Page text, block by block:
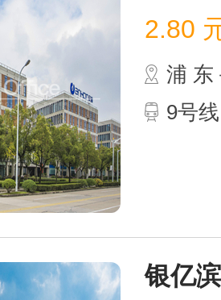
2.80
浦 东
9号
银亿